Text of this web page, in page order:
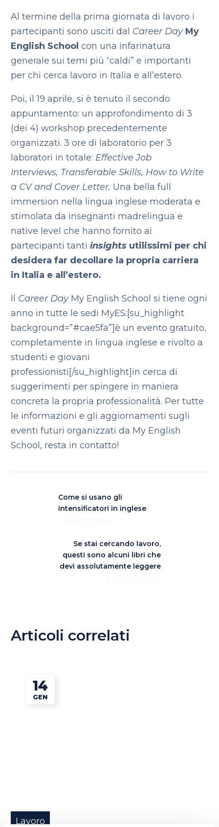
Al termine della prima giornata di lavoro i
partecipanti sono usciti dal Career Day My
English School con una infarinatura
generale sui temi più “caldi” e importanti
per chi cerca lavoro in Italia e all’estero.
Poi, il 19 aprile, si è tenuto il secondo
appuntamento: un approfondimento di 3
(dei 4) workshop precedentemente
organizzati. 3 ore di laboratorio per 3
laboratori in totale: Effective Job
Interviews, Transferable Skills, How to Write
a CV and Cover Letter. Una bella full
immersion nella lingua inglese moderata e
stimolata da insegnanti madrelingua e
native level che hanno fornito ai
partecipanti tantiinsights utilissimi per chi
desidera far decollare la propria carriera
in Italia e all’estero.
Il Career DayMy English School si tiene ogni
anno in tutte le sedi MyES:[su_highlight
background=”#cae5fa”]è un evento gratuito,
completamente in lingua inglese e rivolto a
studenti e giovani
professionisti[/su_highlight]in cerca di
suggerimenti per spingere in maniera
concreta la propria professionalità. Per tutte
le informazioni e gli aggiornamenti sugli
eventi futuri organizzati da My English
School, resta in contatto!
Come si usano gli
intensificatori in inglese
Se stai cercando lavoro,
questi sono alcuni libri che
devi assolutamente leggere
Articoli correlati
14
GEN
Lavoro